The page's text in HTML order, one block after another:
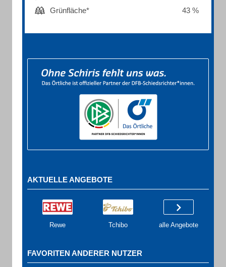
Grünfläche*
43 %
AKTUELLE ANGEBOTE
Rewe Tchibo alle Angebote
FAVORITEN ANDERER NUTZER